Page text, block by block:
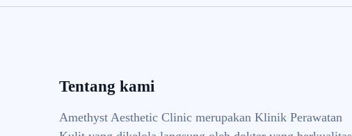
Tentang kami
Amethyst Aesthetic Clinic merupakan Klinik Perawatan